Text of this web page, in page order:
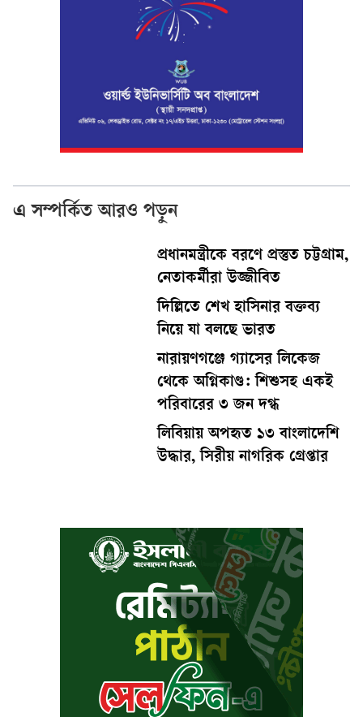
এ সম্পর্কিত আরও পড়ুন
প্রধানমন্ত্রীকে বরণে প্রস্তুত চট্টগ্রাম,
নেতাকর্মীরা উজ্জীবিত
দিল্লিতে শেখ হাসিনার বক্তব্য
নিয়ে যা বলছে ভারত
নারায়ণগঞ্জে গ্যাসের লিকেজ
থেকে অগ্নিকাণ্ড: শিশুসহ একই
পরিবারের ৩ জন দগ্ধ
লিবিয়ায় অপহৃত ১৩ বাংলাদেশি
উদ্ধার, সিরীয় নাগরিক গ্রেপ্তার